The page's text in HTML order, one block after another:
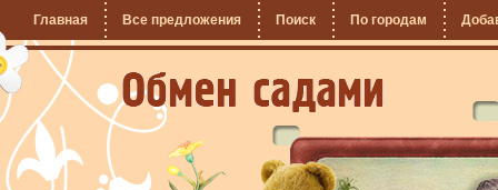
Главная Все предложения Поиск По городам